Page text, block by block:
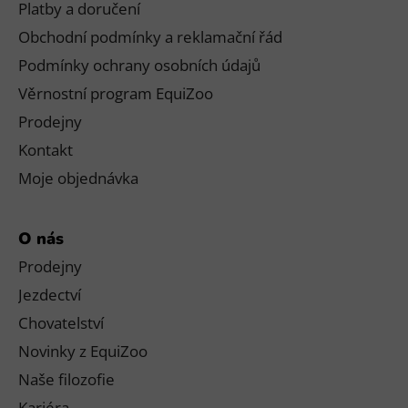
Platby a doručení
Obchodní podmínky a reklamační řád
Podmínky ochrany osobních údajů
Věrnostní program EquiZoo
Prodejny
Kontakt
Moje objednávka
O nás
Prodejny
Jezdectví
Chovatelství
Novinky z EquiZoo
Naše filozofie